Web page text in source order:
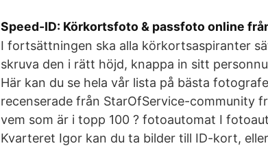
Speed-ID: Körkortsfoto & passfoto online
I fortsättningen ska alla körkortsaspiranter
skruva den i rätt höjd, knappa in sitt
Här kan du se hela vår lista på bästa
recenserade från StarOfService-community
vem som är i topp 100 ? fotoautomat I
Kvarteret Igor kan du ta bilder till ID-kort,